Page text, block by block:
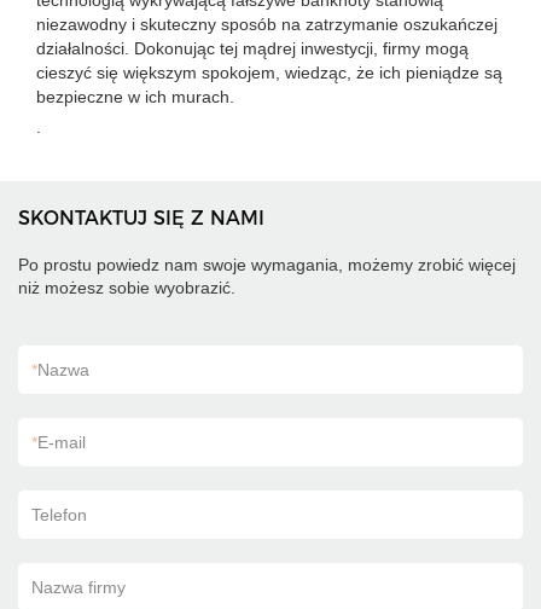
niezawodny i skuteczny sposób na zatrzymanie oszukańczej
działalności. Dokonując tej mądrej inwestycji, firmy mogą
cieszyć się większym spokojem, wiedząc, że ich pieniądze są
bezpieczne w ich murach.
SKONTAKTUJ SIĘ Z NAMI
Po prostu powiedz nam swoje wymagania, możemy zrobić więcej
niż możesz sobie wyobrazić.
*Nazwa
*E-mail
Telefon
Nazwa firmy